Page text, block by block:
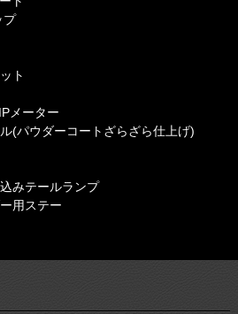
プ
ト
メーター
(パウダーコートざらざら仕上げ)
みテールランプ
用ステー